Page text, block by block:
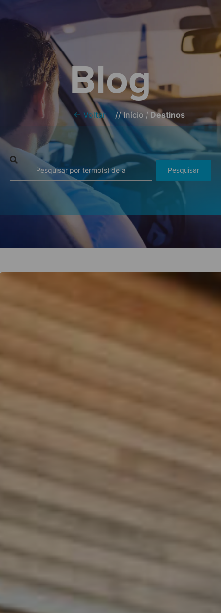
Blog
← Voltar //Início / Destinos
Pesquisar